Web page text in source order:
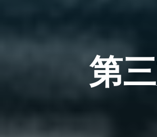
第三